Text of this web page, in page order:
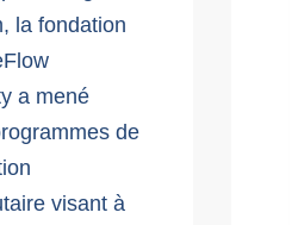
la fondation
a mené
de
visant à